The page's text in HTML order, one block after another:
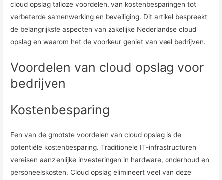
cloud opslag talloze voordelen, van kostenbesparingen tot
verbeterde samenwerking en beveiliging. Dit artikel bespreekt
de belangrijkste aspecten van zakelijke Nederlandse cloud
opslag en waarom het de voorkeur geniet van veel bedrijven.
Voordelen van cloud opslag voor
bedrijven
Kostenbesparing
Een van de grootste voordelen van cloud opslag is de
potentiële kostenbesparing. Traditionele IT-infrastructuren
vereisen aanzienlijke investeringen in hardware, onderhoud en
personeelskosten. Cloud opslag elimineert veel van deze